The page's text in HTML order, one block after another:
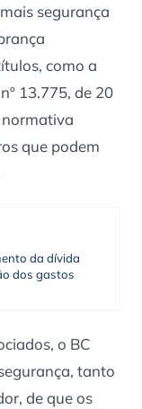
segurança
como a
13.775, de 20
que podem
da dívida
dos gastos
o BC
tanto
de que os